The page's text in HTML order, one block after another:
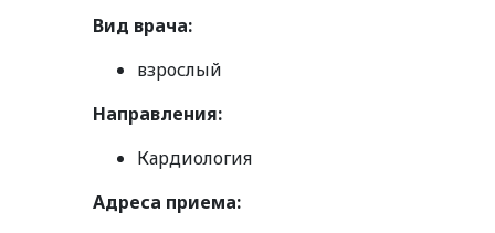
Вид врача:
взрослый
Направления:
Кардиология
Адреса приема: